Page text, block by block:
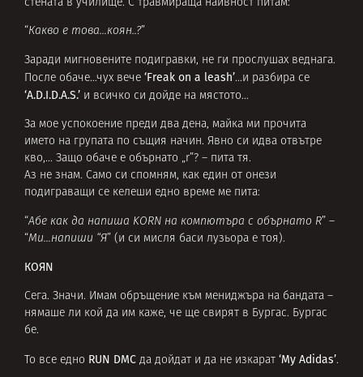
стената в училище. С травмираща наивност питам:
“Какво е това…коян..?”
Заради мигновените подигравки, не ги прослушах веднага.
После обаче…чух вече ‘Freak on a leash’…и разбира се
‘А.D.I.D.A.S.’ и всичко си дойде на мястото…
За мое успокоение преди два дена, майка ми прочита
името на групата по същия начин. Явно си идва отвътре
кво,… Защо обаче е обърнато „r”? – пита тя.
Аз не знам. Само си спомням, как един от онези
подиграващи се келеши едно време ме пита:
“Абе как да напиша KORN на компютъра с обърнато R” –
“Ми…напиши “Я” (и си мисля баси лузьора е тоя).
КОЯN
Сега. Значи. Имам обръщение към мениджъра на бандата –
нямаше ли кой да им каже, че ще свирят в Бургас. Бургас
бе.
То все едно RUN DMC да дойдат и да не изкарат ‘My Adidas’.